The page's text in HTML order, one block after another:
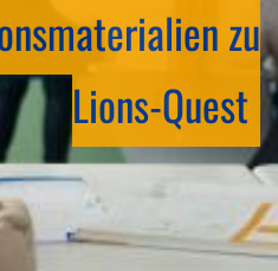
zu
Lions-Quest